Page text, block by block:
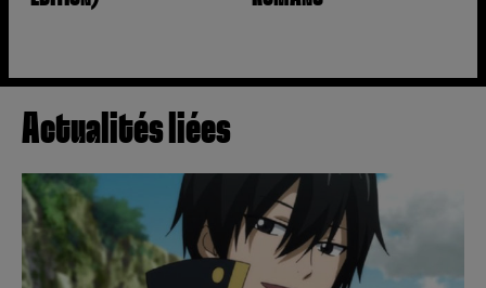
Actualités liées